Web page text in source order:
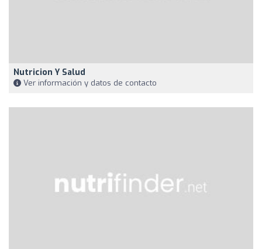
Nutricion Y Salud
Ver información y datos de contacto